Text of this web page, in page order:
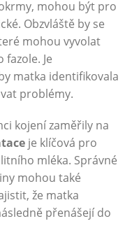
mohou být pro
Obzvláště by se
mohou vyvolat
Je
matka identifikovala
problémy.
kojení zaměřily na
je klíčová pro
mléka. Správné
mohou také
že matka
přenášejí do